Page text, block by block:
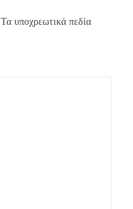
Τα υποχρεωτικά πεδία